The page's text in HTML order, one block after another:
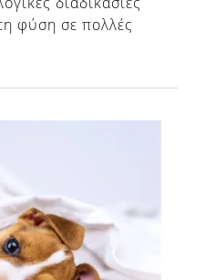
φύση σε πολλές